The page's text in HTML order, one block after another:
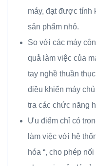
máy, đạt được tính
sản phẩm nhỏ.
So với các máy
quả làm việc của
tay nghề thuần
điều khiển máy
tra các chức năng
Ưu điểm chỉ có
làm việc với hệ
hóa “, cho phép